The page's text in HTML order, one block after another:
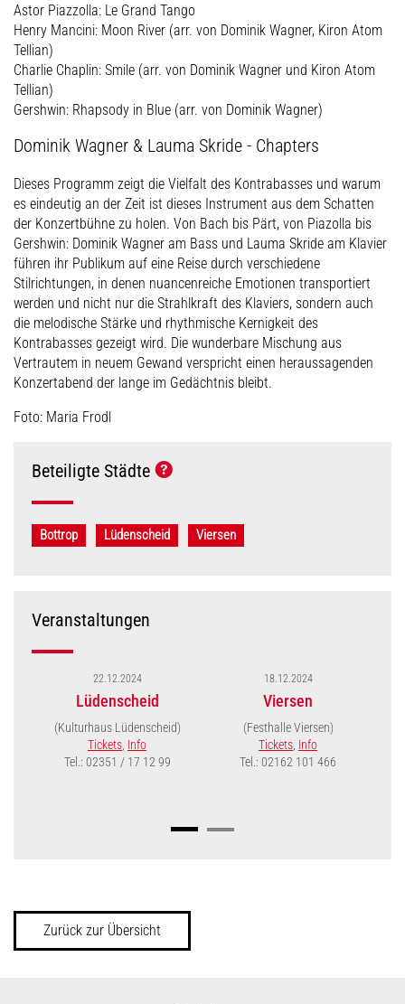
Astor Piazzolla: Le Grand Tango
Henry Mancini: Moon River (arr. von Dominik Wagner, Kiron Atom
Tellian)
Charlie Chaplin: Smile (arr. von Dominik Wagner und Kiron Atom
Tellian)
Gershwin: Rhapsody in Blue (arr. von Dominik Wagner)
Dominik Wagner & Lauma Skride - Chapters
Dieses Programm zeigt die Vielfalt des Kontrabasses und warum
es eindeutig an der Zeit ist dieses Instrument aus dem Schatten
der Konzertbühne zu holen. Von Bach bis Pärt, von Piazolla bis
Gershwin: Dominik Wagner am Bass und Lauma Skride am Klavier
führen ihr Publikum auf eine Reise durch verschiedene
Stilrichtungen, in denen nuancenreiche Emotionen transportiert
werden und nicht nur die Strahlkraft des Klaviers, sondern auch
die melodische Stärke und rhythmische Kernigkeit des
Kontrabasses gezeigt wird. Die wunderbare Mischung aus
Vertrautem in neuem Gewand verspricht einen heraussagenden
Konzertabend der lange im Gedächtnis bleibt.
Foto: Maria Frodl
Beteiligte Städte
Bottrop Lüdenscheid Viersen
Veranstaltungen
22.12.2024
Lüdenscheid
(Kulturhaus Lüdenscheid)
Tickets Info
Tel.: 02351 / 17 12 99
18.12.2024
Viersen
(Festhalle Viersen)
Tickets Info
Tel.: 02162 101 466
Zurück zur Übersicht